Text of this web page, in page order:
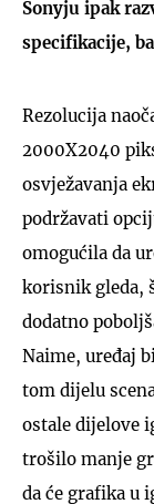
Sonyju ipak
specifikacije,
Rezolucija
2000X2040
osvježavanja
podržavati
omogućila da
korisnik gleda,
dodatno
Naime, uređaj
tom dijelu
ostale dijelove
trošilo manje
da će grafika u